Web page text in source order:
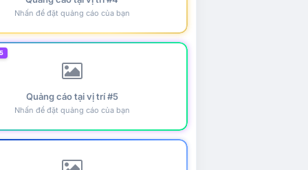
Nhấn để đặt quảng cáo của bạn
Quảng cáo tại vị trí #5
Nhấn để đặt quảng cáo của bạn